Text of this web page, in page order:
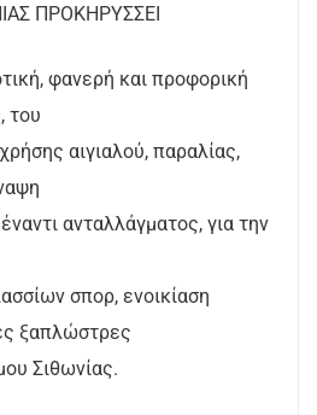
ΠΡΟΚΗΡΥΣΣΕΙ
φανερή και προφορική
του
αιγιαλού, παραλίας,
ανταλλάγματος, για την
σπορ, ενοικίαση
ξαπλώστρες
Σιθωνίας.